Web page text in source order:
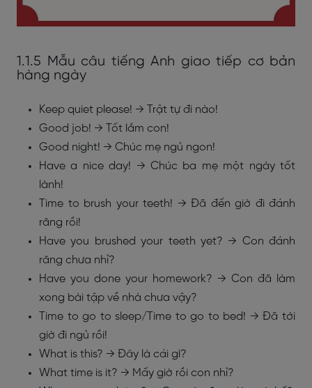
1.1.5 Mẫu câu tiếng Anh giao tiếp cơ bản
hàng ngày
Keep quiet please! → Trật tự đi nào!
Good job! → Tốt lắm con!
Good night! → Chúc mẹ ngủ ngon!
Have a nice day! → Chúc ba mẹ một ngày tốt
lành!
Time to brush your teeth! → Đã đến giờ đi đánh
răng rồi!
Have you brushed your teeth yet? → Con đánh
răng chưa nhỉ?
Have you done your homework? → Con đã làm
xong bài tập về nhà chưa vậy?
Time to go to sleep/Time to go to bed! → Đã tới
giờ đi ngủ rồi!
What is this? → Đây là cái gì?
What time is it? → Mấy giờ rồi con nhỉ?